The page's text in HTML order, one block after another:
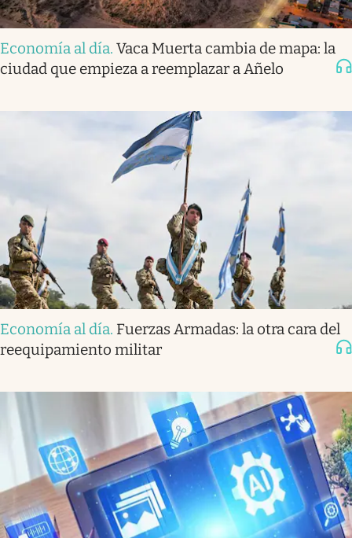
Economía al día. Vaca Muerta cambia de mapa: la
ciudad que empieza a reemplazar a Añelo
Economía al día. Fuerzas Armadas: la otra cara del
reequipamiento militar